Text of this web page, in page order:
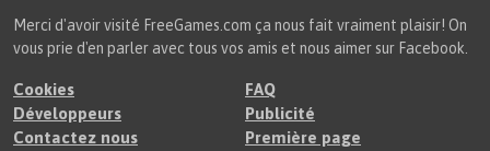
Merci d'avoir visité FreeGames.com ça nous fait vraiment plaisir! On
vous prie d'en parler avec tous vos amis et nous aimer sur Facebook.
Cookies
FAQ
Développeurs
Publicité
Contactez nous
Première page